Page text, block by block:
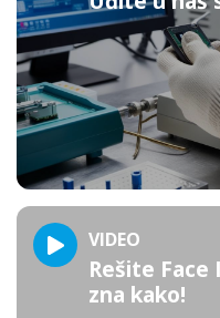
VIDEO
Rešite
zna kako!